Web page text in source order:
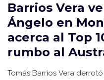
Barrios Vera
Ángelo en
acerca al Top
rumbo al
Tomás Barrios Vera